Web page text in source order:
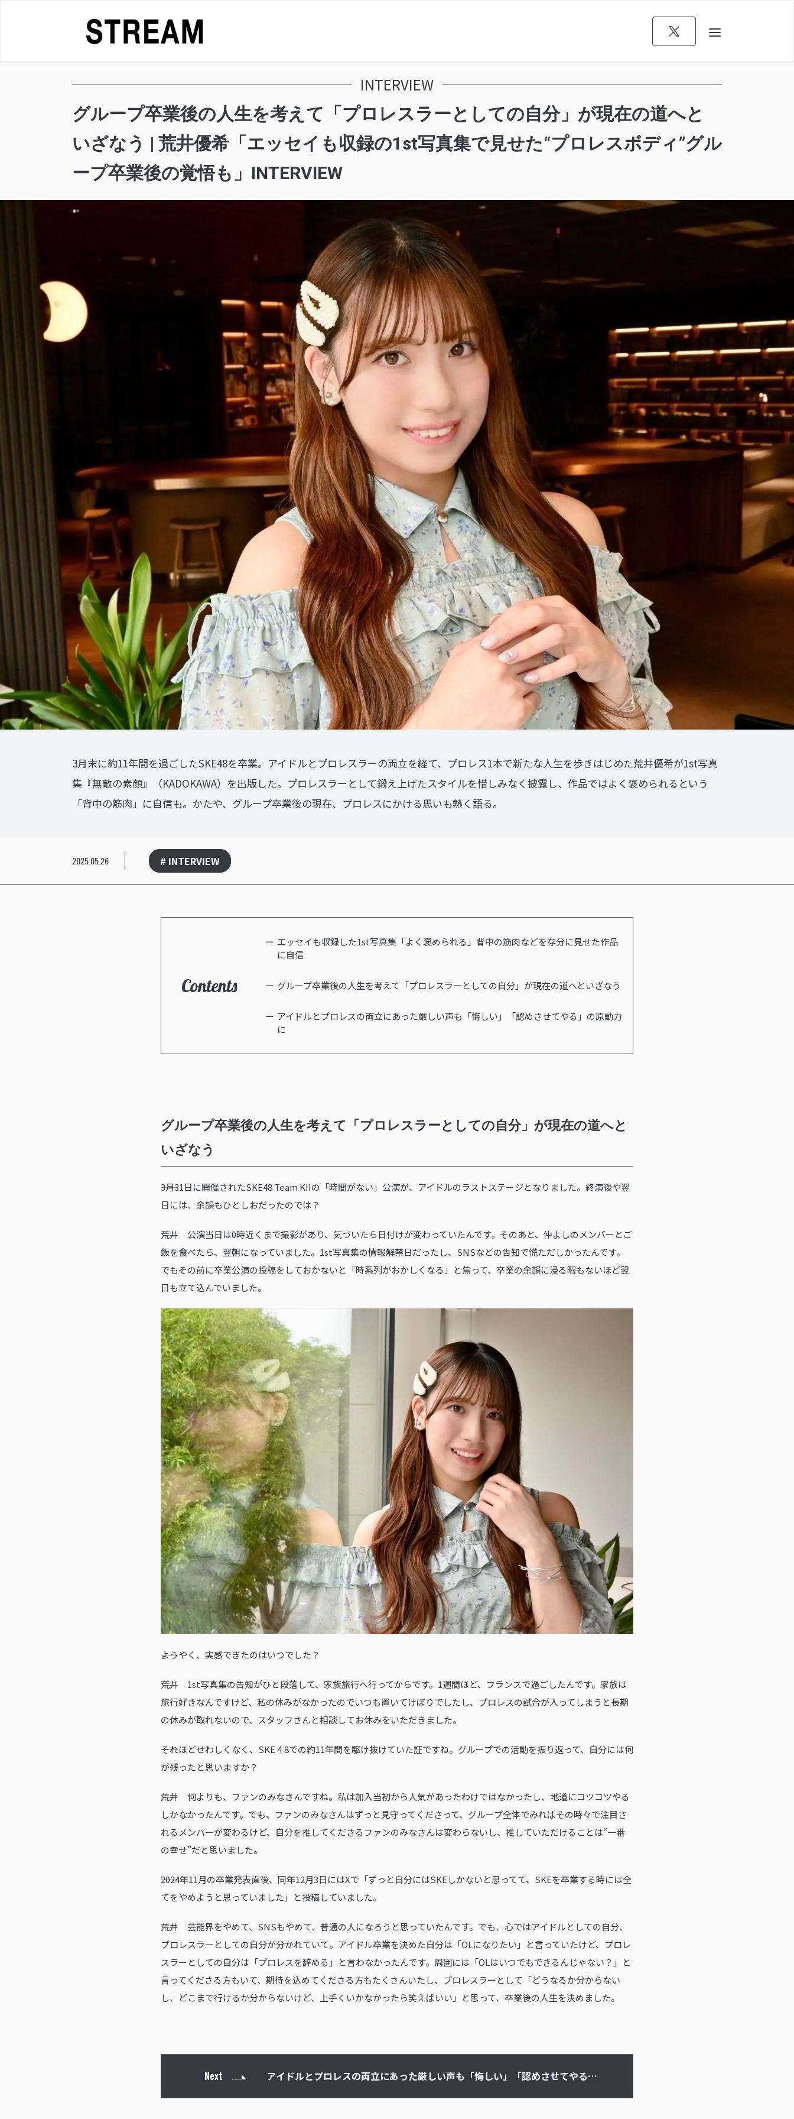
INTERVIEW
グループ卒業後の人生を考えて「プロレスラーとしての自分」が現在の道へと
いざなう | 荒井優希「エッセイも収録の1st写真集で見せた“プロレスボディ”グル
ープ卒業後の覚悟も」INTERVIEW
3月末に約11年間を過ごしたSKE48を卒業。アイドルとプロレスラーの両立を経て、プロレス1本で新たな人生を歩きはじめた荒井優希が1st写真
集『無敵の素顔』（KADOKAWA）を出版した。プロレスラーとして鍛え上げたスタイルを惜しみなく披露し、作品ではよく褒められるという
「背中の筋肉」に自信も。かたや、グループ卒業後の現在、プロレスにかける思いも熱く語る。
2025.05.26 # INTERVIEW
Contents
エッセイも収録した1st写真集「よく褒められる」背中の筋肉などを存分に見せた作品
に自信
グループ卒業後の人生を考えて「プロレスラーとしての自分」が現在の道へといざなう
アイドルとプロレスの両立にあった厳しい声も「悔しい」「認めさせてやる」の原動力
に
グループ卒業後の人生を考えて「プロレスラーとしての自分」が現在の道へと
いざなう
――3月31日に開催されたSKE48 Team KIIの「時間がない」公演が、アイドルのラストステージとなりました。終演後や翌
日には、余韻もひとしおだったのでは？
荒井 公演当日は0時近くまで撮影があり、気づいたら日付けが変わっていたんです。そのあと、仲よしのメンバーとご
飯を食べたら、翌朝になっていました。1st写真集の情報解禁日だったし、SNSなどの告知で慌ただしかったんです。
でもその前に卒業公演の投稿をしておかないと「時系列がおかしくなる」と焦って、卒業の余韻に浸る暇もないほど翌
日も立て込んでいました。
――ようやく、実感できたのはいつでした？
荒井 1st写真集の告知がひと段落して、家族旅行へ行ってからです。1週間ほど、フランスで過ごしたんです。家族は
旅行好きなんですけど、私の休みがなかったのでいつも置いてけぼりでしたし、プロレスの試合が入ってしまうと長期
の休みが取れないので、スタッフさんと相談してお休みをいただきました。
――それほどせわしくなく、SKE４8での約11年間を駆け抜けていた証ですね。グループでの活動を振り返って、自分には何
が残ったと思いますか？
荒井 何よりも、ファンのみなさんですね。私は加入当初から人気があったわけではなかったし、地道にコツコツやる
しかなかったんです。でも、ファンのみなさんはずっと見守ってくださって、グループ全体でみればその時々で注目さ
れるメンバーが変わるけど、自分を推してくださるファンのみなさんは変わらないし、推していただけることは“一番
の幸せ”だと思いました。
――2024年11月の卒業発表直後、同年12月3日にはXで「ずっと自分にはSKEしかないと思ってて、SKEを卒業する時には全
てをやめようと思っていました」と投稿していました。
荒井 芸能界をやめて、SNSもやめて、普通の人になろうと思っていたんです。でも、心ではアイドルとしての自分、
プロレスラーとしての自分が分かれていて。アイドル卒業を決めた自分は「OLになりたい」と言っていたけど、プロレ
スラーとしての自分は「プロレスを辞める」と言わなかったんです。周囲には「OLはいつでもできるんじゃない？」と
言ってくださる方もいて、期待を込めてくださる方もたくさんいたし、プロレスラーとして「どうなるか分からない
し、どこまで行けるか分からないけど、上手くいかなかったら笑えばいい」と思って、卒業後の人生を決めました。
Next アイドルとプロレスの両立にあった厳しい声も「悔しい」「認めさせてやる」